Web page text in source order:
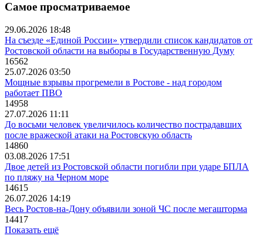
Самое просматриваемое
29.06.2026 18:48
На съезде «Единой России» утвердили список кандидатов от
Ростовской области на выборы в Государственную Думу
16562
25.07.2026 03:50
Мощные взрывы прогремели в Ростове - над городом
работает ПВО
14958
27.07.2026 11:11
До восьми человек увеличилось количество пострадавших
после вражеской атаки на Ростовскую область
14860
03.08.2026 17:51
Двое детей из Ростовской области погибли при ударе БПЛА
по пляжу на Черном море
14615
26.07.2026 14:19
Весь Ростов-на-Дону объявили зоной ЧС после мегашторма
14417
Показать ещё